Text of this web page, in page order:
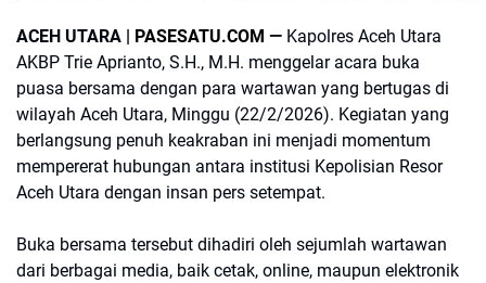
ACEH UTARA | PASESATU.COM — Kapolres Aceh Utara
AKBP Trie Aprianto, S.H., M.H. menggelar acara buka
puasa bersama dengan para wartawan yang bertugas di
wilayah Aceh Utara, Minggu (22/2/2026). Kegiatan yang
berlangsung penuh keakraban ini menjadi momentum
mempererat hubungan antara institusi Kepolisian Resor
Aceh Utara dengan insan pers setempat.
Buka bersama tersebut dihadiri oleh sejumlah wartawan
dari berbagai media, baik cetak, online, maupun elektronik